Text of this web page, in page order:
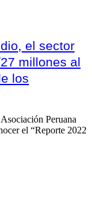
el sector
millones al
los
Peruana
el “Reporte 2022